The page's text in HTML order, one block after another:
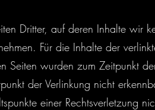
Dritter, auf deren Inhalte wir
Für die Inhalte der
Seiten wurden zum Zeitpunkt
der Verlinkung nicht
einer Rechtsverletzung